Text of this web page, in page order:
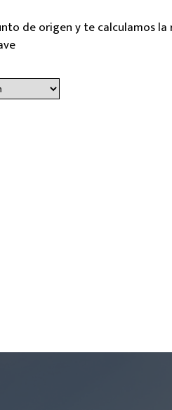
de origen y te calculamos la